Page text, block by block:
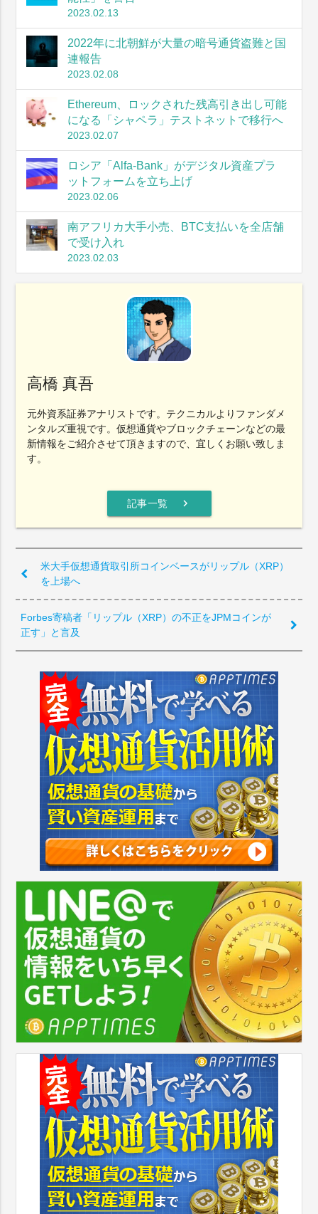
2023.02.13
2022年に北朝鮮が大量の暗号通貨盗難と国
連報告
2023.02.08
Ethereum、ロックされた残高引き出し可能
になる「シャペラ」テストネットで移行へ
2023.02.07
ロシア「Alfa-Bank」がデジタル資産プラ
ットフォームを立ち上げ
2023.02.06
南アフリカ大手小売、BTC支払いを全店舗
で受け入れ
2023.02.03
高橋 真吾
元外資系証券アナリストです。テクニカルよりファンダメ
ンタルズ重視です。仮想通貨やブロックチェーンなどの最
新情報をご紹介させて頂きますので、宜しくお願い致しま
す。
記事一覧 chevron_right
米大手仮想通貨取引所コインベースがリップル（XRP）
を上場へ
Forbes寄稿者「リップル（XRP）の不正をJPMコインが
正す」と言及